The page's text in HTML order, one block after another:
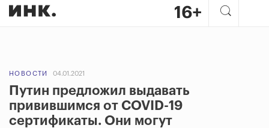
НОВОСТИ 04.01.2021
Путин предложил выдавать
привившимся от COVID-19
сертификаты. Они могут